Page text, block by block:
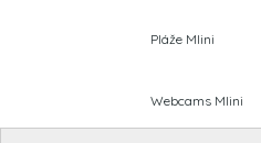
Pláže Mlini
Webcams Mlini